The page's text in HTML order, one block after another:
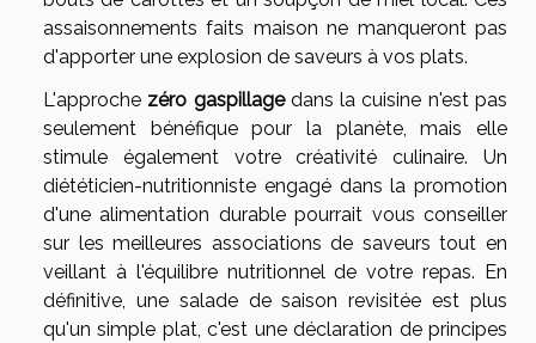
assaisonnements faits maison ne manqueront pas
d'apporter une explosion de saveurs à vos plats.
L'approche zéro gaspillagedans la cuisine n'est pas
seulement bénéfique pour la planète, mais elle
stimule également votre créativité culinaire. Un
diététicien-nutritionniste engagé dans la promotion
d'une alimentation durable pourrait vous conseiller
sur les meilleures associations de saveurs tout en
veillant à l'équilibre nutritionnel de votre repas. En
définitive, une salade de saison revisitée est plus
qu'un simple plat, c'est une déclaration de principes